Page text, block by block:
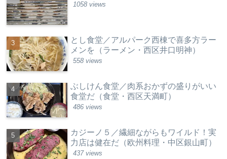
1058 views
とし食堂／アルパーク西棟で喜多方ラー
メンを（ラーメン・西区井口明神）
558 views
ぶしけん食堂／肉系おかずの盛りがいい
食堂だ（食堂・西区天満町）
486 views
カジーノ５／繊細ながらもワイルド！実
力店は健在だ（欧州料理・中区銀山町）
437 views